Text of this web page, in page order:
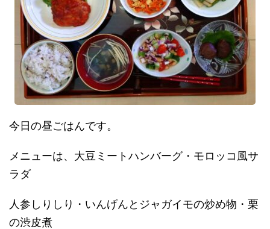
今日の昼ごはんです。
メニューは、大豆ミートハンバーグ・モロッコ風サ
ラダ
人参しりしり・いんげんとジャガイモの炒め物・栗
の渋皮煮